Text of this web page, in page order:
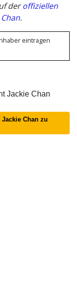
deroffiziellen
.
eintragen
Jackie Chan
Chan zu